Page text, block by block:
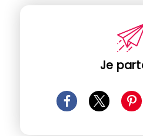
Je